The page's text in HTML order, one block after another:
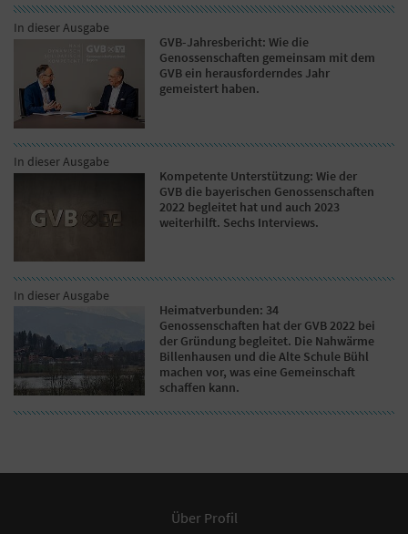
In dieser Ausgabe
GVB-Jahresbericht: Wie die
Genossenschaften gemeinsam mit dem
GVB ein herausforderndes Jahr
gemeistert haben.
In dieser Ausgabe
Kompetente Unterstützung: Wie der
GVB die bayerischen Genossenschaften
2022 begleitet hat und auch 2023
weiterhilft. Sechs Interviews.
In dieser Ausgabe
Heimatverbunden: 34
Genossenschaften hat der GVB 2022 bei
der Gründung begleitet. Die Nahwärme
Billenhausen und die Alte Schule Bühl
machen vor, was eine Gemeinschaft
schaffen kann.
Über Profil